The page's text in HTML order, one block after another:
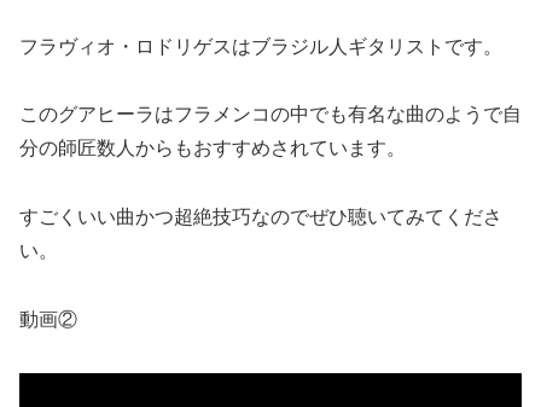
フラヴィオ・ロドリゲスはブラジル人ギタリストです。
このグアヒーラはフラメンコの中でも有名な曲のようで自
分の師匠数人からもおすすめされています。
すごくいい曲かつ超絶技巧なのでぜひ聴いてみてくださ
い。
動画②